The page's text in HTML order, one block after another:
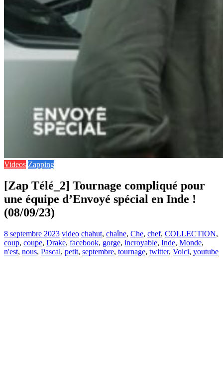
Videos Zapping
[Zap Télé_2] Tournage compliqué pour
une équipe d’Envoyé spécial en Inde !
(08/09/23)
8 septembre 2023 video chahut, chaîne, Che, chef, COLLECTION,
coup, coupe, Drake, facebook, gorge, incroyable, Inde, Monde,
n'est, nous, Pascal, petit, septembre, tournage, twitter, Voici, youtube